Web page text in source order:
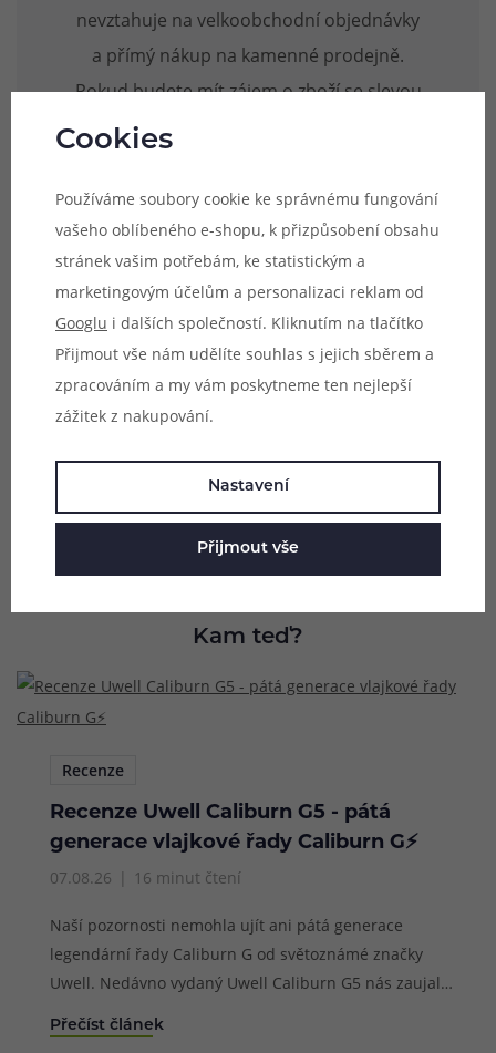
nevztahuje na velkoobchodní objednávky
a přímý nákup na kamenné prodejně.
Pokud budete mít zájem o zboží se slevou
na prodejně, je nutné vytvořit objednávku
osobního odběru na prodejně.
Líbil se vám tento článek? Pošlete
ho dál...
Kam teď?
Recenze
Recenze Uwell Caliburn G5 - pátá
generace vlajkové řady Caliburn G⚡
07.08.26
16 minut čtení
Naší pozornosti nemohla ujít ani pátá generace
legendární řady Caliburn G od světoznámé značky
Uwell. Nedávno vydaný Uwell Caliburn G5 nás zaujal
stále skvělé výsledky a rádi bychom vám nabídli naši
Přečíst článek
Cookies
Používáme soubory cookie ke správnému fungování
vašeho oblíbeného e-shopu, k přizpůsobení obsahu
stránek vašim potřebám, ke statistickým a
marketingovým účelům a personalizaci reklam od
Googlu i dalších společností. Kliknutím na tlačítko
Přijmout vše nám udělíte souhlas s jejich sběrem a
zpracováním a my vám poskytneme ten nejlepší
zážitek z nakupování.
Nastavení
Přijmout vše